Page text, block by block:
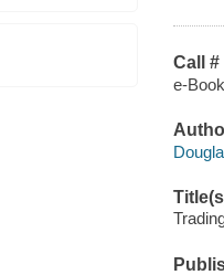
Call #
e-Book